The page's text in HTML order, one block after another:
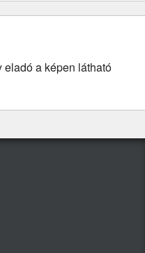
eladó a képen látható